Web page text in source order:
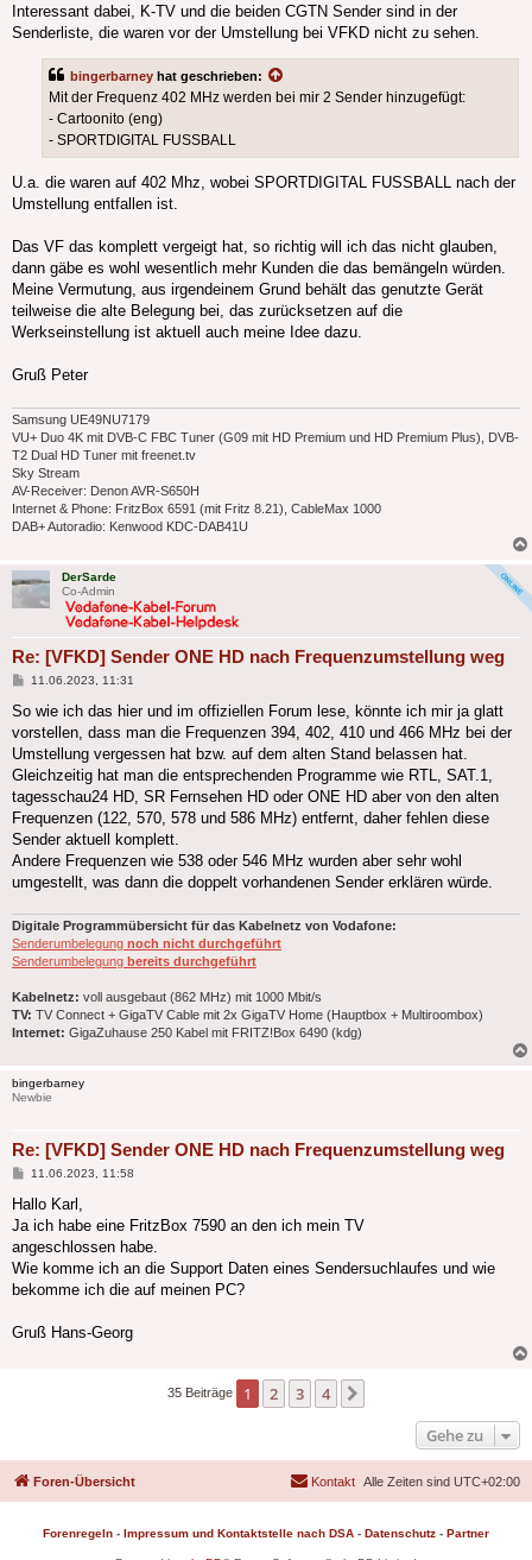
Interessant dabei, K-TV und die beiden CGTN Sender sind in der
Senderliste, die waren vor der Umstellung bei VFKD nicht zu sehen.
bingerbarney hat geschrieben:
Mit der Frequenz 402 MHz werden bei mir 2 Sender hinzugefügt:
- Cartoonito (eng)
- SPORTDIGITAL FUSSBALL
U.a. die waren auf 402 Mhz, wobei SPORTDIGITAL FUSSBALL nach der
Umstellung entfallen ist.
Das VF das komplett vergeigt hat, so richtig will ich das nicht glauben,
dann gäbe es wohl wesentlich mehr Kunden die das bemängeln würden.
Meine Vermutung, aus irgendeinem Grund behält das genutzte Gerät
teilweise die alte Belegung bei, das zurücksetzen auf die
Werkseinstellung ist aktuell auch meine Idee dazu.
Gruß Peter
Samsung UE49NU7179
VU+ Duo 4K mit DVB-C FBC Tuner (G09 mit HD Premium und HD Premium Plus), DVB-
T2 Dual HD Tuner mit freenet.tv
Sky Stream
AV-Receiver: Denon AVR-S650H
Internet & Phone: FritzBox 6591 (mit Fritz 8.21), CableMax 1000
DAB+ Autoradio: Kenwood KDC-DAB41U
DerSarde
Co-Admin
Re: [VFKD] Sender ONE HD nach Frequenzumstellung weg
Beitrag
11.06.2023, 11:31
So wie ich das hier und im offiziellen Forum lese, könnte ich mir ja glatt
vorstellen, dass man die Frequenzen 394, 402, 410 und 466 MHz bei der
Umstellung vergessen hat bzw. auf dem alten Stand belassen hat.
Gleichzeitig hat man die entsprechenden Programme wie RTL, SAT.1,
tagesschau24 HD, SR Fernsehen HD oder ONE HD aber von den alten
Frequenzen (122, 570, 578 und 586 MHz) entfernt, daher fehlen diese
Sender aktuell komplett.
Andere Frequenzen wie 538 oder 546 MHz wurden aber sehr wohl
umgestellt, was dann die doppelt vorhandenen Sender erklären würde.
Digitale Programmübersicht für das Kabelnetz von Vodafone:
Senderumbelegung noch nicht durchgeführt
Senderumbelegung bereits durchgeführt
Kabelnetz: voll ausgebaut (862 MHz) mit 1000 Mbit/s
TV: TV Connect + GigaTV Cable mit 2x GigaTV Home (Hauptbox + Multiroombox)
Internet: GigaZuhause 250 Kabel mit FRITZ!Box 6490 (kdg)
bingerbarney
Newbie
Re: [VFKD] Sender ONE HD nach Frequenzumstellung weg
Beitrag
11.06.2023, 11:58
Hallo Karl,
Ja ich habe eine FritzBox 7590 an den ich mein TV
angeschlossen habe.
Wie komme ich an die Support Daten eines Sendersuchlaufes und wie
bekomme ich die auf meinen PC?
Gruß Hans-Georg
35 Beiträge 1 2 3 4
Gehe zu
Foren-Übersicht Alle Zeiten sind UTC+02:00
Kontakt
Forenregeln - Impressum und Kontaktstelle nach DSA - Datenschutz - Partner